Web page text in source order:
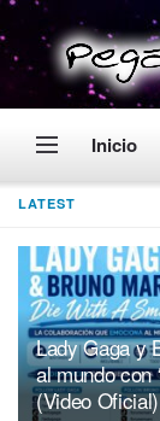
LATEST
Lady Gaga y
al mundo con
(Video Oficial)
Inicio